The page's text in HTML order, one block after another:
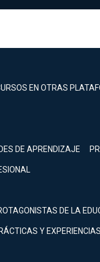
EN OTRAS
DE APRENDIZAJE
DE LA
Y EXPERIENCIAS